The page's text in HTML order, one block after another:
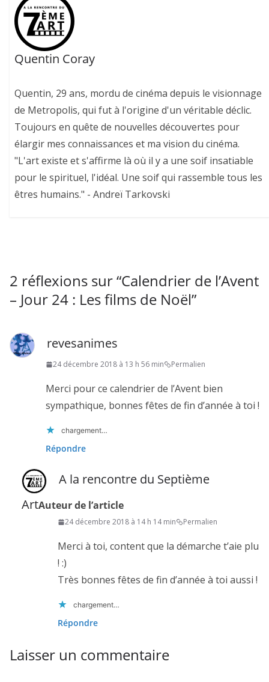
Quentin Coray
Quentin, 29 ans, mordu de cinéma depuis le visionnage
de Metropolis, qui fut à l'origine d'un véritable déclic.
Toujours en quête de nouvelles découvertes pour
élargir mes connaissances et ma vision du cinéma.
"L'art existe et s'affirme là où il y a une soif insatiable
pour le spirituel, l'idéal. Une soif qui rassemble tous les
êtres humains." - Andreï Tarkovski
2 réflexions sur “Calendrier de l’Avent
– Jour 24 : Les films de Noël”
revesanimes
24 décembre 2018 à 13 h 56 min Permalien
Merci pour ce calendrier de l’Avent bien
sympathique, bonnes fêtes de fin d’année à toi !
chargement…
Répondre
A la rencontre du Septième
ArtAuteur de l’article
24 décembre 2018 à 14 h 14 min Permalien
Merci à toi, content que la démarche t’aie plu
! :)
Très bonnes fêtes de fin d’année à toi aussi !
chargement…
Répondre
Laisser un commentaire